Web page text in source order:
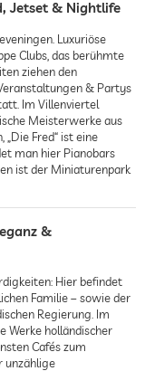
Jetset & Nightlife
Luxuriöse
Clubs, das berühmte
ziehen den
& Partys
Im Villenviertel
Meisterwerke aus
Fred“ ist eine
man hier Pianobars
ist der Miniaturenpark
&
Hier befindet
Familie – sowie der
Regierung. Im
Werke holländischer
Cafés zum
unzählige